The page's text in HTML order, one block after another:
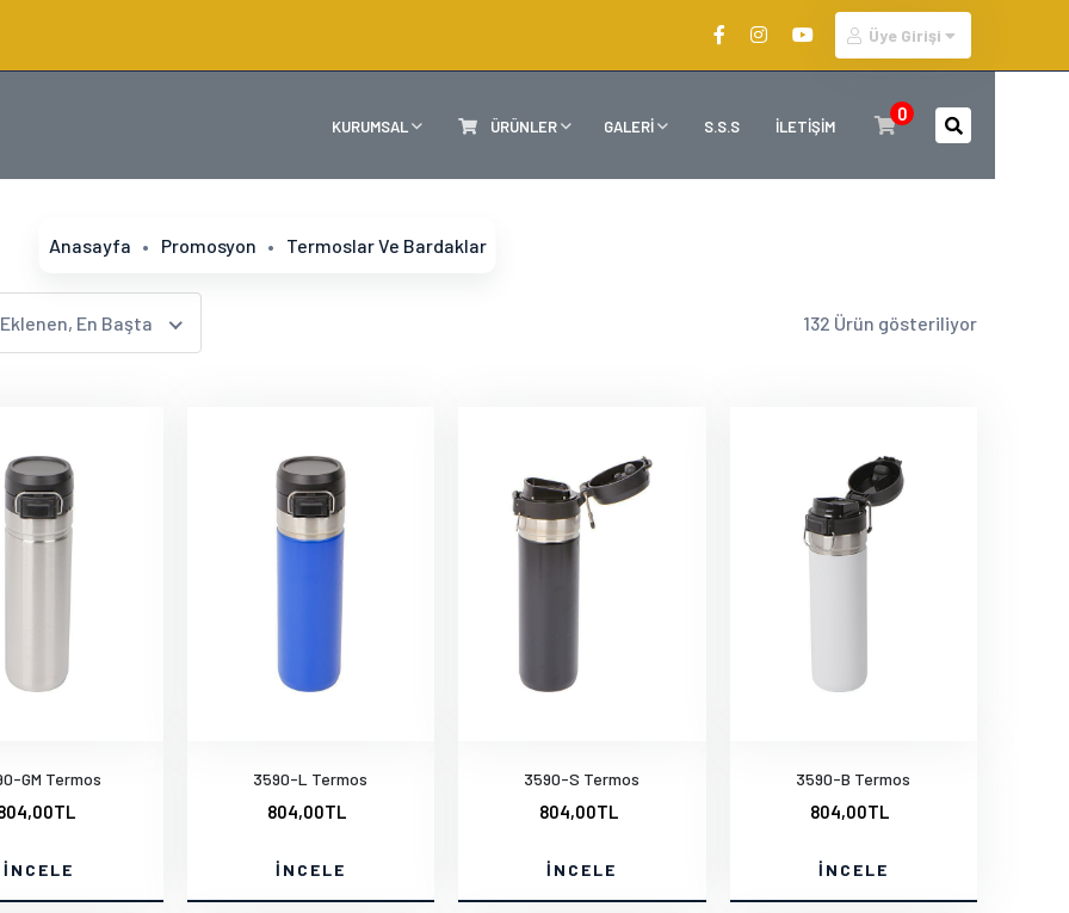
Üye Girişi
KURUMSAL ÜRÜNLER GALERİ S.S.S İLETİŞİM
0
Anasayfa Promosyon Termoslar Ve Bardaklar
En Başta 132 Ürün gösteriliyor
GM Termos
İNCELE
3590-L Termos
804,00TL
İNCELE
3590-S Termos
804,00TL
İNCELE
3590-B Termos
804,00TL
İNCELE